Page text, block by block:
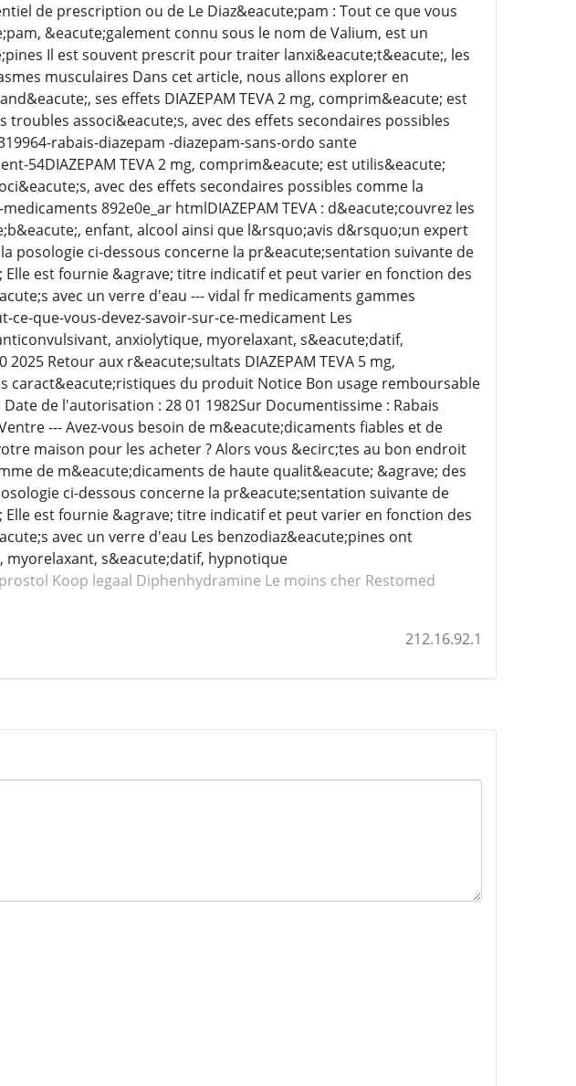
de prescription ou de Le Diaz&eacute;pam : Tout ce que vous
&eacute;galement connu sous le nom de Valium, est un
Il est souvent prescrit pour traiter lanxi&eacute;t&eacute;, les
musculaires Dans cet article, nous allons explorer en
ses effets DIAZEPAM TEVA 2 mg, comprim&eacute; est
associ&eacute;s, avec des effets secondaires possibles
rabais-diazepam -diazepam-sans-ordo sante
54DIAZEPAM TEVA 2 mg, comprim&eacute; est utilis&eacute;
avec des effets secondaires possibles comme la
892e0e_ar htmlDIAZEPAM TEVA : d&eacute;couvrez les
enfant, alcool ainsi que l&rsquo;avis d&rsquo;un expert
posologie ci-dessous concerne la pr&eacute;sentation suivante de
Elle est fournie &agrave; titre indicatif et peut varier en fonction des
avec un verre d'eau --- vidal fr medicaments gammes
que-vous-devez-savoir-sur-ce-medicament Les
anxiolytique, myorelaxant, s&eacute;datif,
Retour aux r&eacute;sultats DIAZEPAM TEVA 5 mg,
caract&eacute;ristiques du produit Notice Bon usage remboursable
de l'autorisation : 28 01 1982Sur Documentissime : Rabais
--- Avez-vous besoin de m&eacute;dicaments fiables et de
maison pour les acheter ? Alors vous &ecirc;tes au bon endroit
de m&eacute;dicaments de haute qualit&eacute; &agrave; des
ci-dessous concerne la pr&eacute;sentation suivante de
Elle est fournie &agrave; titre indicatif et peut varier en fonction des
avec un verre d'eau Les benzodiaz&eacute;pines ont
s&eacute;datif, hypnotique
Koop legaal Diphenhydramine Le moins cher Restomed
212.16.92.1